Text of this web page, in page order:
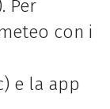
Per
con i
e la app